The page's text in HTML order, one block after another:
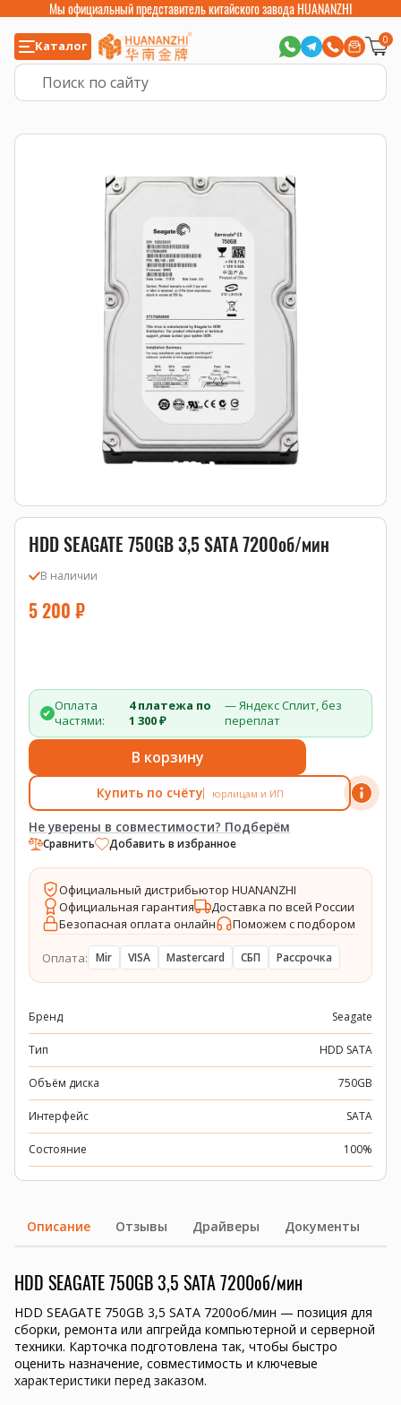
Мы официальный представитель китайского завода HUANANZHI
Каталог 0
HDD SEAGATE 750GB 3,5 SATA 7200об/мин
В наличии
5 200 ₽
Оплата
частями:
4 платежа по
1 300 ₽
— Яндекс Сплит, без
переплат
В корзину
Купить по счёту юрлицам и ИП
Не уверены в совместимости? Подберём
Сравнить Добавить в избранное
Официальный дистрибьютор HUANANZHI
Официальная гарантия
Доставка по всей России
Безопасная оплата онлайн
Поможем с подбором
Оплата: Mir VISA Mastercard СБП Рассрочка
Бренд Seagate
Тип HDD SATA
Объём диска 750GB
Интерфейс SATA
Состояние 100%
Описание Отзывы Драйверы Документы
HDD SEAGATE 750GB 3,5 SATA 7200об/мин
HDD SEAGATE 750GB 3,5 SATA 7200об/мин — позиция для
сборки, ремонта или апгрейда компьютерной и серверной
техники. Карточка подготовлена так, чтобы быстро
оценить назначение, совместимость и ключевые
характеристики перед заказом.